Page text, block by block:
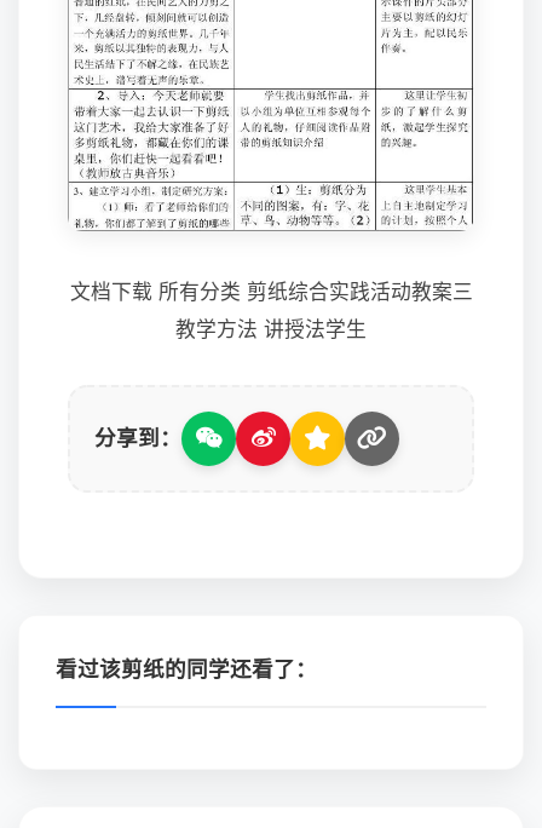
文档下载 所有分类 剪纸综合实践活动教案三
教学方法 讲授法学生
分享到：
看过该剪纸的同学还看了：